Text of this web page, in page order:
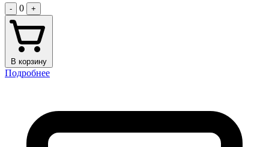
- 0 +
В корзину
Подробнее